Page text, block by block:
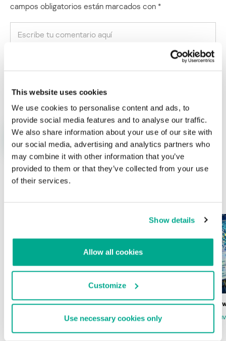
This website uses cookies
We use cookies to personalise content and ads, to
provide social media features and to analyse our traffic.
We also share information about your use of our site with
our social media, advertising and analytics partners who
may combine it with other information that you’ve
provided to them or that they’ve collected from your use
of their services.
Show details
Allow all cookies
Customize
Use necessary cookies only
campos obligatorios están marcados con *
Wardriving en México: preparativos para
la Copa Mundial de Fútbol 2026
Estado del
FABIO ASSOLINI
MARC